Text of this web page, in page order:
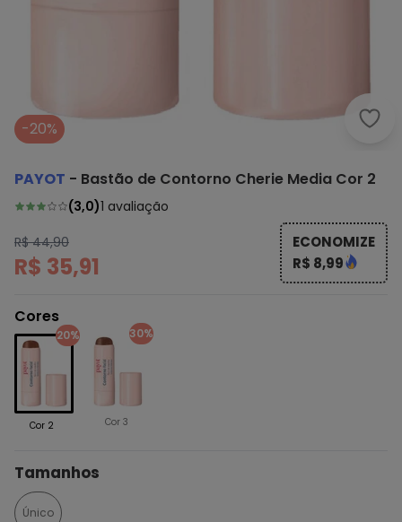
-20%
PAYOT - Bastão de Contorno Cherie Media Cor 2
(3,0)1 avaliação
R$ 44,90
R$ 35,91
ECONOMIZE
R$ 8,99
Cores
20%
Cor 2
30%
Cor 3
Tamanhos
Único